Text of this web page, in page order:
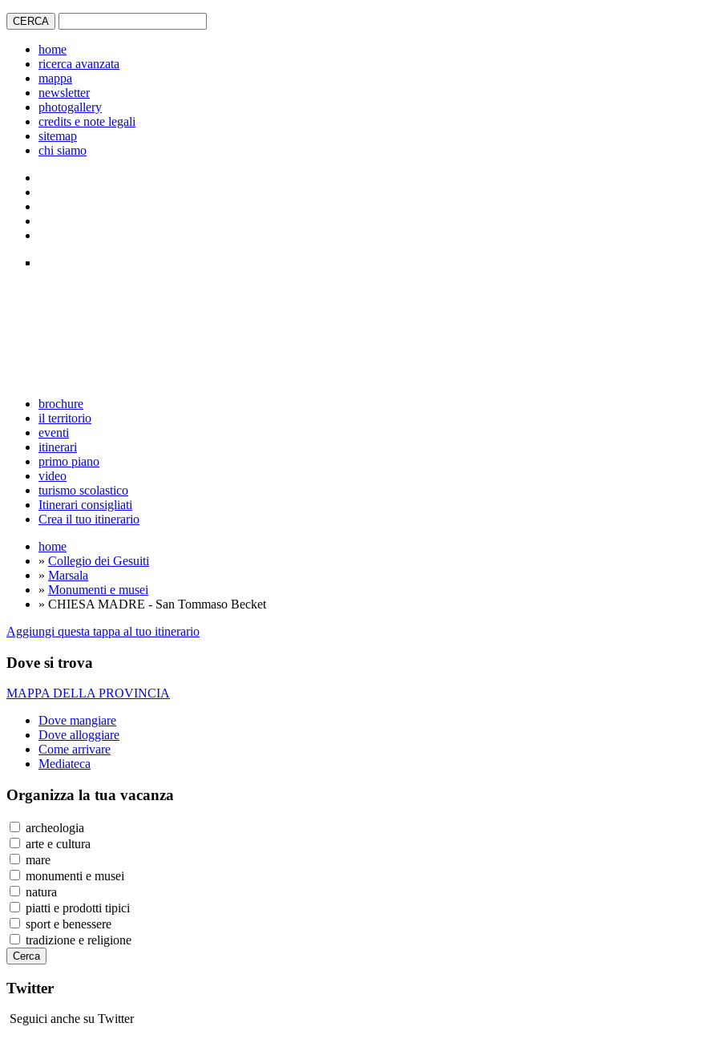
home
ricerca avanzata
mappa
newsletter
photogallery
credits e note legali
sitemap
chi siamo
brochure
il territorio
eventi
itinerari
primo piano
video
turismo scolastico
Itinerari consigliati
Crea il tuo itinerario
home
» Collegio dei Gesuiti
» Marsala
» Monumenti e musei
» CHIESA MADRE - San Tommaso Becket
Aggiungi questa tappa al tuo itinerario
Dove si trova
MAPPA DELLA PROVINCIA
Dove mangiare
Dove alloggiare
Come arrivare
Mediateca
Organizza la tua vacanza
archeologia
arte e cultura
mare
monumenti e musei
natura
piatti e prodotti tipici
sport e benessere
tradizione e religione
Twitter
Seguici anche su Twitter